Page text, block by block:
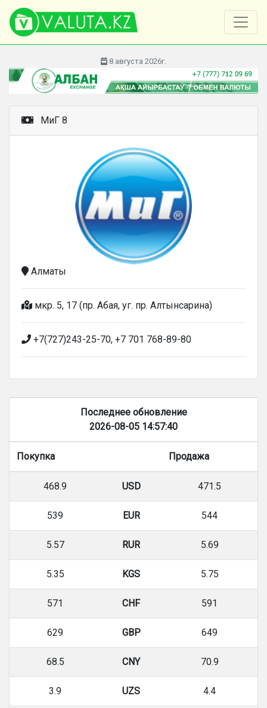
8 августа 2026г.
МиГ 8
Алматы
мкр. 5, 17 (пр. Абая, уг. пр. Алтынсарина)
+7(727)243-25-70, +7 701 768-89-80
Последнее обновление
2026-08-05 14:57:40
Покупка Продажа
468.9 USD 471.5
539 EUR 544
5.57 RUR 5.69
5.35 KGS 5.75
571 CHF 591
629 GBP 649
68.5 CNY 70.9
3.9 UZS 4.4